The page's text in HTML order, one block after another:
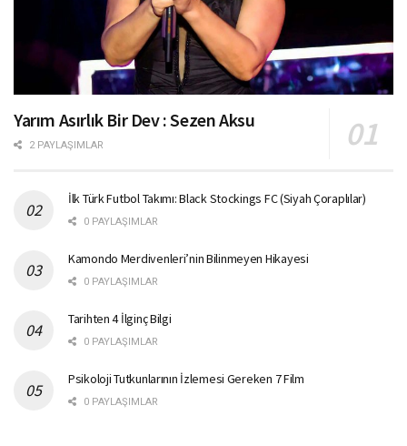
Yarım Asırlık Bir Dev : Sezen Aksu
2 PAYLAŞIMLAR
İlk Türk Futbol Takımı: Black Stockings FC (Siyah Çoraplılar)
0 PAYLAŞIMLAR
Kamondo Merdivenleri’nin Bilinmeyen Hikayesi
0 PAYLAŞIMLAR
Tarihten 4 İlginç Bilgi
0 PAYLAŞIMLAR
Psikoloji Tutkunlarının İzlemesi Gereken 7 Film
0 PAYLAŞIMLAR